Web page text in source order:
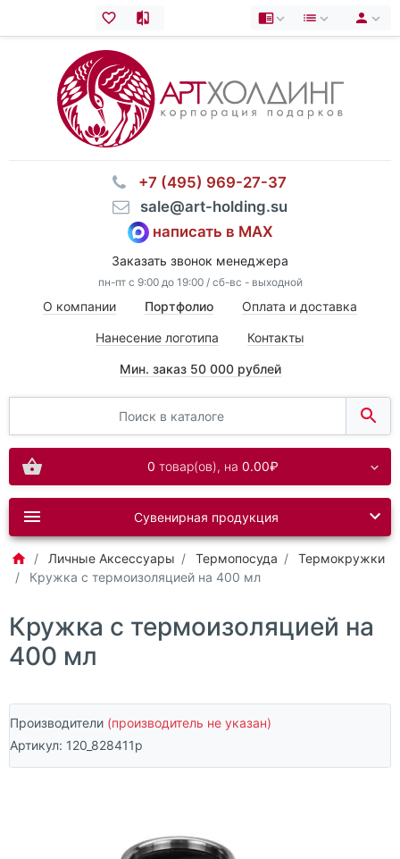
⠀+7 (495) 969-27-37
⠀sale@art-holding.su
написать в MAX
Заказать звонок менеджера
пн-пт с 9:00 до 19:00 / сб-вс - выходной
О компании Портфолио Оплата и доставка
Нанесение логотипа Контакты
Мин. заказ 50 000 рублей
0 товар(ов), на 0.00₽
Сувенирная продукция
Личные Аксессуары Термопосуда
Термокружки
Кружка с термоизоляцией на 400 мл
Кружка с термоизоляцией на
400 мл
Производители (производитель не указан)
Артикул: 120_828411р